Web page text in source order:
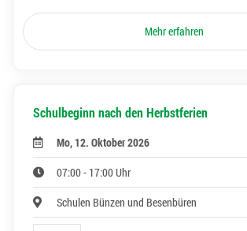
Mehr erfahren
Schulbeginn nach den Herbstferien
Mo, 12. Oktober 2026
07:00 - 17:00 Uhr
Schulen Bünzen und Besenbüren